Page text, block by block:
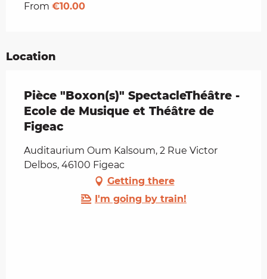
From €10.00
Location
Pièce "Boxon(s)" SpectacleThéâtre -
Ecole de Musique et Théâtre de
Figeac
Auditaurium Oum Kalsoum, 2 Rue Victor
Delbos, 46100 Figeac
Getting there
I'm going by train!